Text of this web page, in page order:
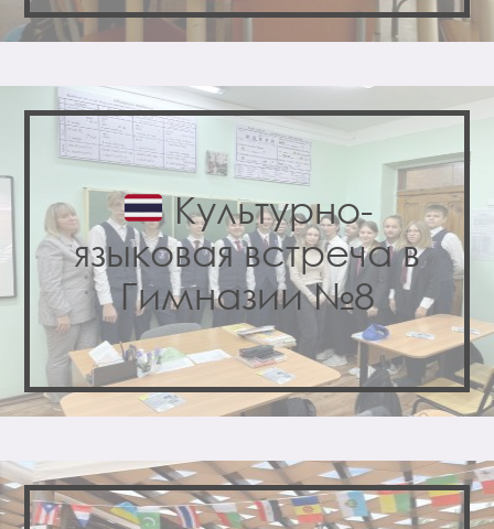
Культурно-
языковая встреча в
Гимназии №8